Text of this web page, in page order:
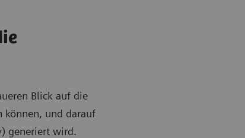
Blick auf die
können, und darauf
generiert wird.